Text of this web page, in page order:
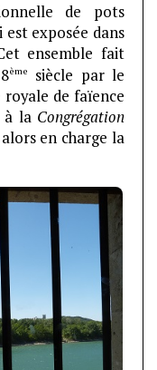
de pots
exposée dans
ensemble fait
ème
siècle par le
de faïence
à la Congrégation
en charge la